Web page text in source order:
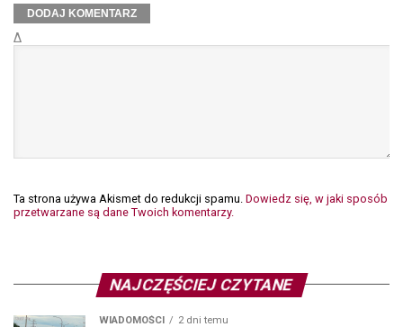
Δ
Ta strona używa Akismet do redukcji spamu. Dowiedz się, w jaki sposób
przetwarzane są dane Twoich komentarzy.
NAJCZĘŚCIEJ CZYTANE
WIADOMOŚCI 2 dni temu